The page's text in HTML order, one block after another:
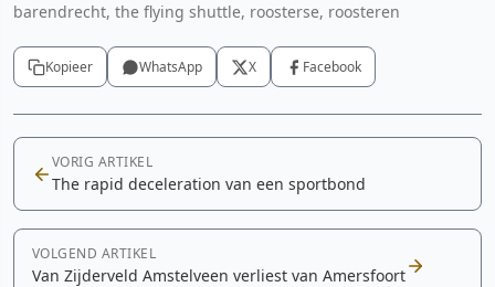
barendrecht, the flying shuttle, roosterse, roosteren
Kopieer WhatsApp X Facebook
VORIG ARTIKEL
The rapid deceleration van een sportbond
VOLGEND ARTIKEL
Van Zijderveld Amstelveen verliest van Amersfoort